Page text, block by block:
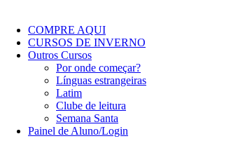
COMPRE AQUI
CURSOS DE INVERNO
Outros Cursos
Por onde começar?
Línguas estrangeiras
Latim
Clube de leitura
Semana Santa
Painel de Aluno/Login